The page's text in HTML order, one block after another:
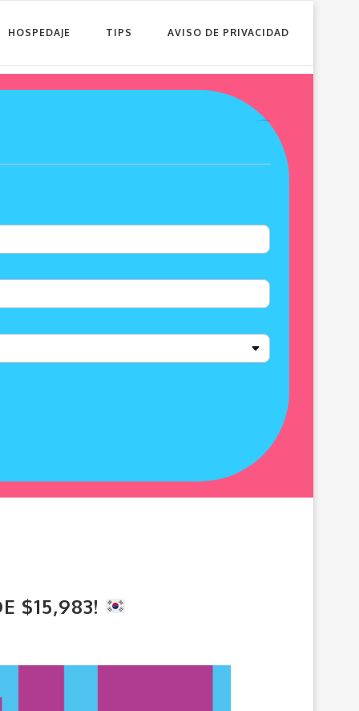
HOSPEDAJE TIPS AVISO DE PRIVACIDAD
$15,983!